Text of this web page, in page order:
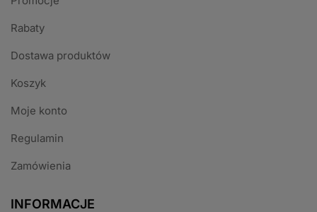
Rabaty
Dostawa produktów
Koszyk
Moje konto
Regulamin
Zamówienia
INFORMACJE